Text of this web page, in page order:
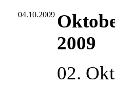
04.10.2009
2009
02.